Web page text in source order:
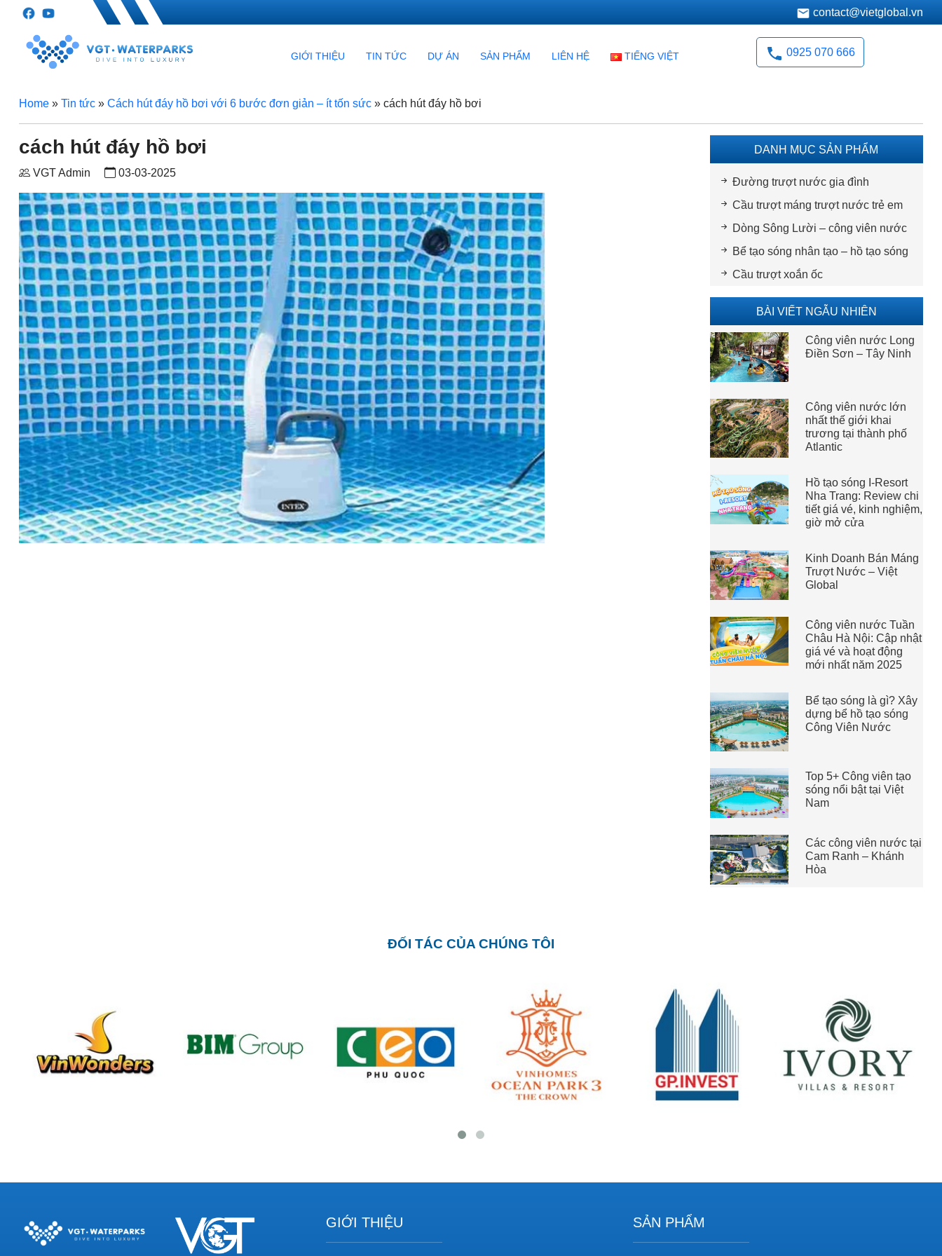
contact@vietglobal.vn
GIỚI THIỆU TIN TỨC DỰ ÁN SẢN PHẨM LIÊN HỆ TIẾNG VIỆT 0925 070 666
Home» Tin tức» Cách hút đáy hồ bơi với 6 bước đơn giản – ít tốn sức» cách hút đáy hồ bơi
cách hút đáy hồ bơi
VGT Admin 03-03-2025
DANH MỤC SẢN PHẨM
Đường trượt nước gia đình
Cầu trượt máng trượt nước trẻ em
Dòng Sông Lười – công viên nước
Bể tạo sóng nhân tạo – hồ tạo sóng
Cầu trượt xoắn ốc
BÀI VIẾT NGẪU NHIÊN
Công viên nước Long
Điền Sơn – Tây Ninh
Công viên nước lớn
nhất thế giới khai
trương tại thành phố
Atlantic
Hồ tạo sóng I-Resort
Nha Trang: Review chi
tiết giá vé, kinh nghiệm,
giờ mở cửa
Kinh Doanh Bán Máng
Trượt Nước – Việt
Global
Công viên nước Tuần
Châu Hà Nội: Cập nhật
giá vé và hoạt động
mới nhất năm 2025
Bể tạo sóng là gì? Xây
dựng bể hồ tạo sóng
Công Viên Nước
Top 5+ Công viên tạo
sóng nổi bật tại Việt
Nam
Các công viên nước tại
Cam Ranh – Khánh
Hòa
ĐỐI TÁC CỦA CHÚNG TÔI
GIỚI THIỆU SẢN PHẨM